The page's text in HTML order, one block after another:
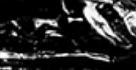
pour prospecter le sud. Et planchent
vodka. Vieillie deux ans en fût, façon